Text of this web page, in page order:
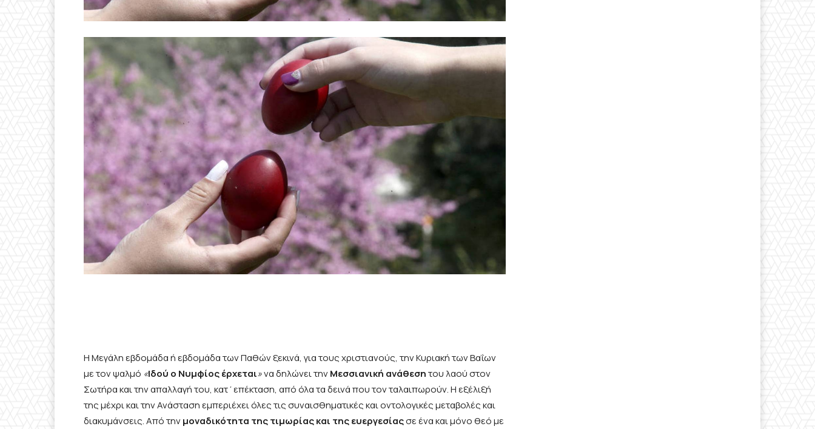
Η Μεγάλη εβδομάδα ή εβδομάδα των Παθών ξεκινά, για τους χριστιανούς, την Κυριακή των Βαΐων
με τον ψαλμό «Ιδού ο Νυμφίος έρχεται»να δηλώνει τηνΜεσσιανική ανάθεσητου λαού στον
Σωτήρα και την απαλλαγή του, κατ΄επέκταση, από όλα τα δεινά που τον ταλαιπωρούν. Η εξέλιξή
της μέχρι και την Ανάσταση εμπεριέχει όλες τις συναισθηματικές και οντολογικές μεταβολές και
διακυμάνσεις. Από τηνμοναδικότητα της τιμωρίας και της ευεργεσίαςσε ένα και μόνο θεό με